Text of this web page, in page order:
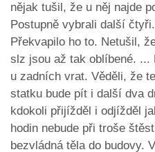
nějak tušil, že u něj najde
Postupně vybrali další
Překvapilo ho to. Netušil,
slz jsou až tak oblíbené. ...
u zadních vrat. Věděli, že
statku bude pít i další dva
kdokoli přijížděl i odjížděl
hodin nebude při troše
bezvládná těla do budovy.